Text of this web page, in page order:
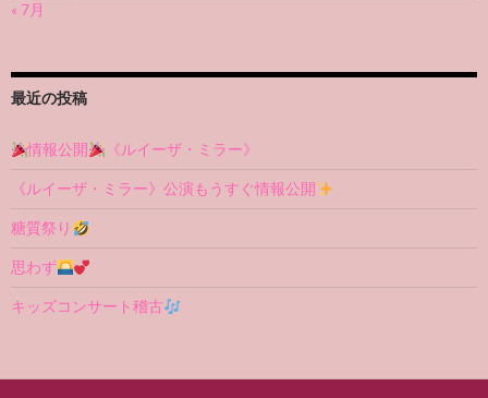
« 7月
最近の投稿
情報公開 《ルイーザ・ミラー》
《ルイーザ・ミラー》公演もうすぐ情報公開
糖質祭り
思わず
キッズコンサート稽古